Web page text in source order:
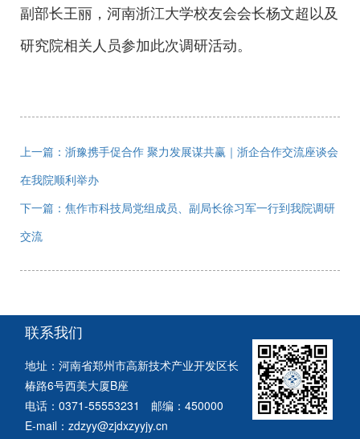
副部长王丽，河南浙江大学校友会会长杨文超以及
研究院相关人员参加此次调研活动。
上一篇：浙豫携手促合作 聚力发展谋共赢｜浙企合作交流座谈会
在我院顺利举办
下一篇：焦作市科技局党组成员、副局长徐习军一行到我院调研
交流
联系我们
地址：河南省郑州市高新技术产业开发区长
椿路6号西美大厦B座
电话：0371-55553231 邮编：450000
E-mail：zdzyy@zjdxzyyjy.cn